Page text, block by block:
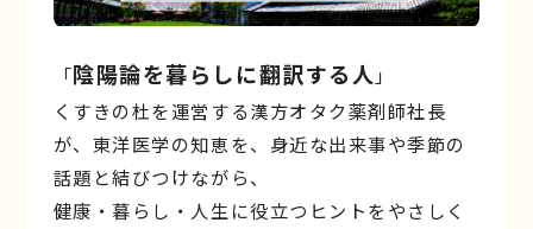
「陰陽論を暮らしに翻訳する人 」
くすきの杜を運営する漢方オタク薬剤師社長
が、東洋医学の知恵を、身近な出来事や季節の
話題と結びつけながら、
健康・暮らし・人生に役立つヒントをやさしく